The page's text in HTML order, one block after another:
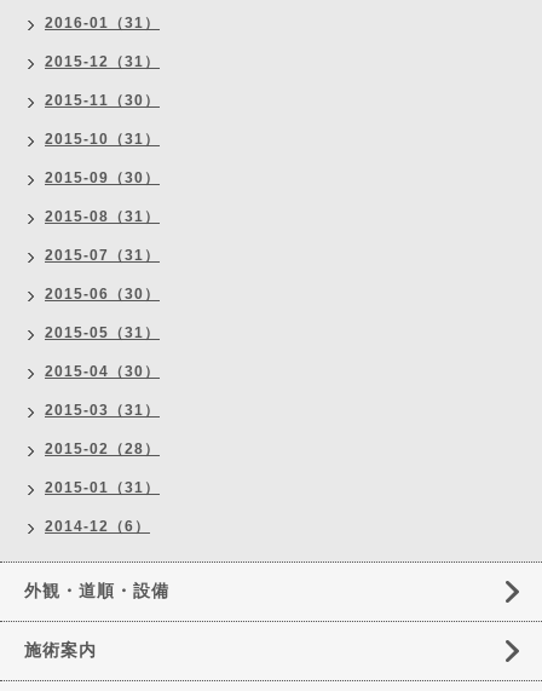
2016-01（31）
2015-12（31）
2015-11（30）
2015-10（31）
2015-09（30）
2015-08（31）
2015-07（31）
2015-06（30）
2015-05（31）
2015-04（30）
2015-03（31）
2015-02（28）
2015-01（31）
2014-12（6）
外観・道順・設備
施術案内